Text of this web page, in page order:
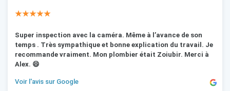
★★★★★
Super inspection avec la caméra. Même à l’avance de son
temps . Très sympathique et bonne explication du travail. Je
recommande vraiment. Mon plombier était Zoiubir. Merci à
Alex. 😄
Voir l'avis sur Google